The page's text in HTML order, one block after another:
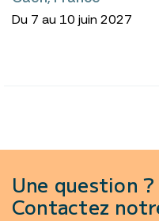
Du 7 au 10 juin 2027
Une question ?
Contactez